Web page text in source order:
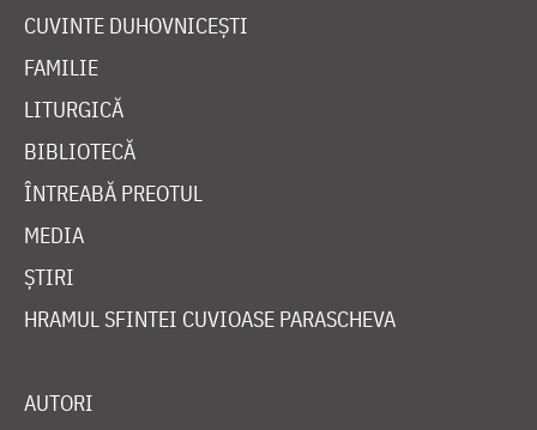
CUVINTE DUHOVNICEȘTI
FAMILIE
LITURGICĂ
BIBLIOTECĂ
ÎNTREABĂ PREOTUL
MEDIA
ȘTIRI
HRAMUL SFINTEI CUVIOASE PARASCHEVA
AUTORI